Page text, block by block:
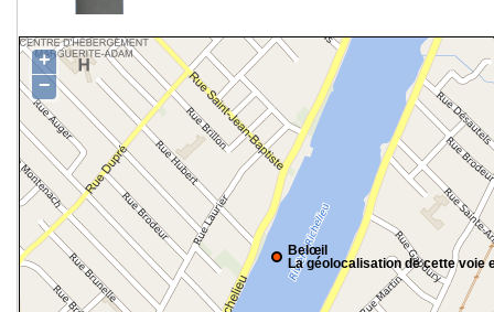
Belœil
La géolocalisation de cette voie
+
−